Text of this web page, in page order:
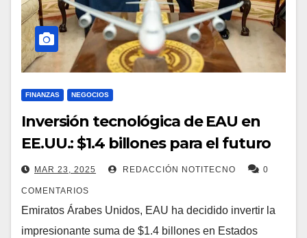
FINANZAS NEGOCIOS
Inversión tecnológica de EAU en
EE.UU.: $1.4 billones para el futuro
MAR 23, 2025 REDACCIÓN NOTITECNO 0
COMENTARIOS
Emiratos Árabes Unidos, EAU ha decidido invertir la
impresionante suma de $1.4 billones en Estados